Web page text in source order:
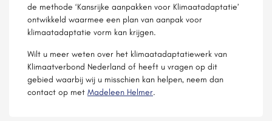
de methode ‘Kansrijke aanpakken voor Klimaatadaptatie’
ontwikkeld waarmee een plan van aanpak voor
klimaatadaptatie vorm kan krijgen.
Wilt u meer weten over het klimaatadaptatiewerk van
Klimaatverbond Nederland of heeft u vragen op dit
gebied waarbij wij u misschien kan helpen, neem dan
contact op met Madeleen Helmer.